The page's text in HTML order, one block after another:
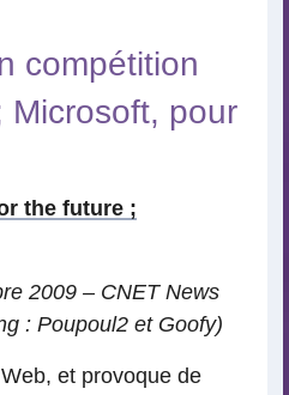
compétition
Microsoft, pour
the future ;
2009 – CNET News
: Poupoul2 et Goofy)
et provoque de